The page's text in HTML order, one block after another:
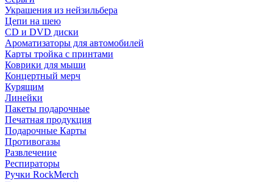
Украшения из нейзильбера
Цепи на шею
CD и DVD диски
Ароматизаторы для автомобилей
Карты тройка с принтами
Коврики для мыши
Концертный мерч
Курящим
Линейки
Пакеты подарочные
Печатная продукция
Подарочные Карты
Противогазы
Развлечение
Респираторы
Ручки RockMerch